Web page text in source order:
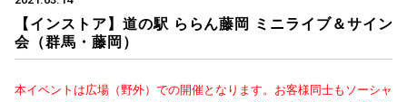
【インストア】道の駅 ららん藤岡 ミニライブ＆サイン
会（群馬・藤岡）
本イベントは広場（野外）での開催となります。お客様同士もソーシャ